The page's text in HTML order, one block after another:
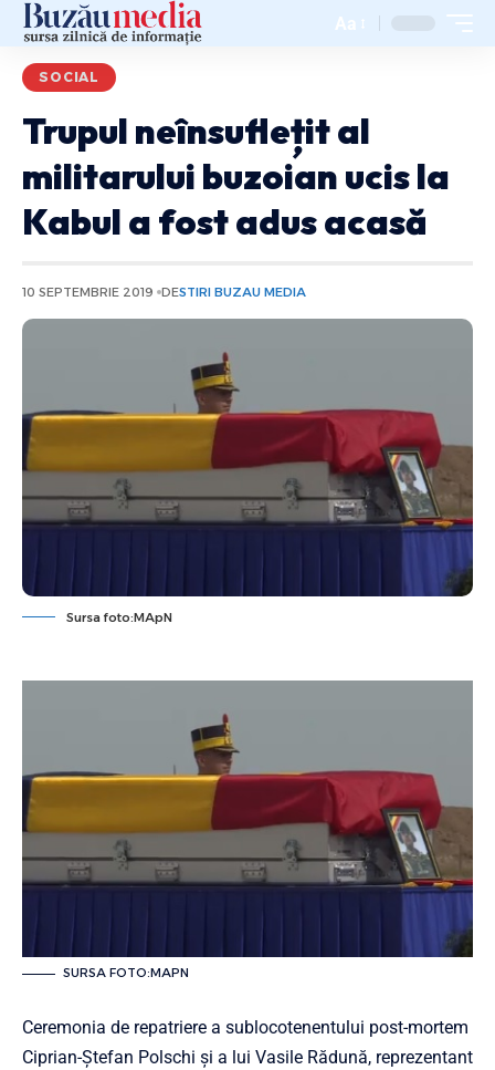
Aa
SOCIAL
Trupul neînsuflețit al
militarului buzoian ucis la
Kabul a fost adus acasă
10 SEPTEMBRIE 2019 DESTIRI BUZAU MEDIA
Sursa foto:MApN
SURSA FOTO:MAPN
Ceremonia de repatriere a sublocotenentului post-mortem
Ciprian-Ștefan Polschi și a lui Vasile Rădună, reprezentant